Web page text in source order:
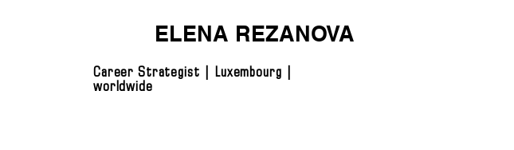
ELENA REZANOVA
Career Strategist | Luxembourg |
worldwide